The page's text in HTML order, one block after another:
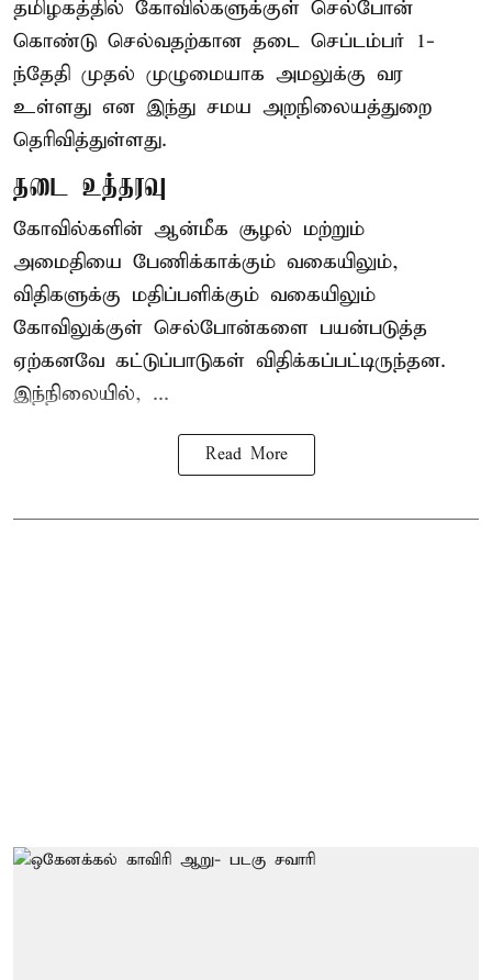
தமிழகத்தில் கோவில்களுக்குள் செல்போன்
கொண்டு செல்வதற்கான தடை செப்டம்பர் 1-
ந்தேதி முதல் முழுமையாக அமலுக்கு வர
உள்ளது என இந்து சமய அறநிலையத்துறை
தெரிவித்துள்ளது.
தடை உத்தரவு
கோவில்களின் ஆன்மீக சூழல் மற்றும்
அமைதியை பேணிக்காக்கும் வகையிலும்,
விதிகளுக்கு மதிப்பளிக்கும் வகையிலும்
கோவிலுக்குள் செல்போன்களை பயன்படுத்த
ஏற்கனவே கட்டுப்பாடுகள் விதிக்கப்பட்டிருந்தன.
இந்நிலையில், ...
Read More